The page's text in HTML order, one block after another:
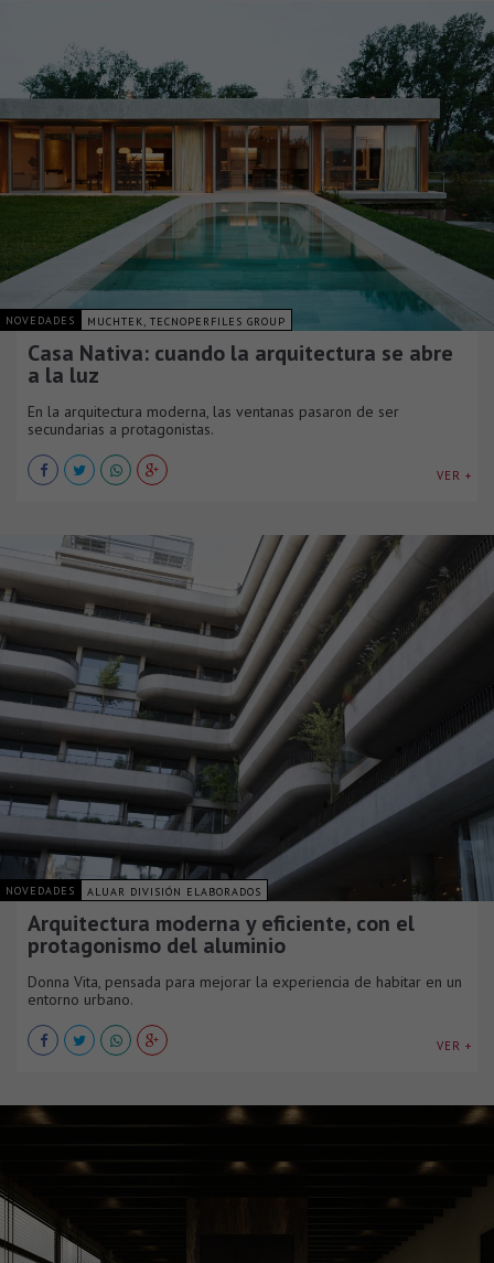
NOVEDADES MUCHTEK, TECNOPERFILES GROUP
Casa Nativa: cuando la arquitectura se abre
a la luz
En la arquitectura moderna, las ventanas pasaron de ser
secundarias a protagonistas.
VER +
NOVEDADES ALUAR DIVISIÓN ELABORADOS
Arquitectura moderna y eficiente, con el
protagonismo del aluminio
Donna Vita, pensada para mejorar la experiencia de habitar en un
entorno urbano.
VER +